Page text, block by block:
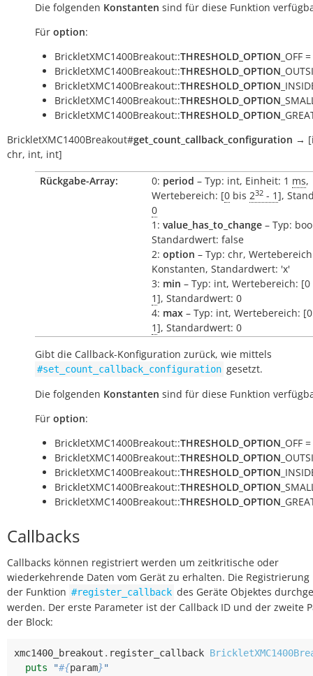
Die folgenden Konstanten sind für diese Funktion
Für option:
BrickletXMC1400Breakout::THRESHOLD_OPTION _OFF
BrickletXMC1400Breakout::THRESHOLD_OPTION
BrickletXMC1400Breakout::THRESHOLD_OPTION
BrickletXMC1400Breakout::THRESHOLD_OPTION
BrickletXMC1400Breakout::THRESHOLD_OPTION
BrickletXMC1400Breakout#get_count_callback_configuration →
chr, int, int]
Rückgabe-Array:
0: period – Typ: int, Einheit: 1 ms,
Wertebereich: [0 bis 232 - 1],
0
1: value_has_to_change – Typ:
Standardwert: false
2: option – Typ: chr,
Konstanten, Standardwert: 'x'
3: min – Typ: int, Wertebereich:
1], Standardwert: 0
4: max – Typ: int, Wertebereich:
1], Standardwert: 0
Gibt die Callback-Konfiguration zurück, wie mittels
#set_count_callback_configuration gesetzt.
Die folgenden Konstanten sind für diese Funktion
Für option:
BrickletXMC1400Breakout::THRESHOLD_OPTION _OFF
BrickletXMC1400Breakout::THRESHOLD_OPTION
BrickletXMC1400Breakout::THRESHOLD_OPTION
BrickletXMC1400Breakout::THRESHOLD_OPTION
BrickletXMC1400Breakout::THRESHOLD_OPTION
Callbacks
Callbacks können registriert werden um zeitkritische oder
wiederkehrende Daten vom Gerät zu erhalten. Die
der Funktion #register_callback des Geräte Objektes
werden. Der erste Parameter ist der Callback ID und der zweite
der Block:
xmc1400_breakout . register_callback
puts
"#{param}"